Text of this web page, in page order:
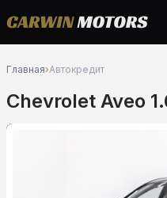
Главная›Автокредит
Chevrolet Aveo